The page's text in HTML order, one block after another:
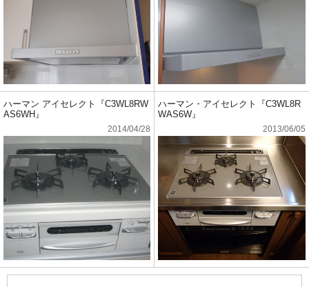
ハーマン アイセレクト『C3WL8RW
AS6WH』
2014/04/28
ハーマン・アイセレクト『C3WL8R
WAS6W』
2013/06/05